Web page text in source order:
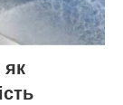
як